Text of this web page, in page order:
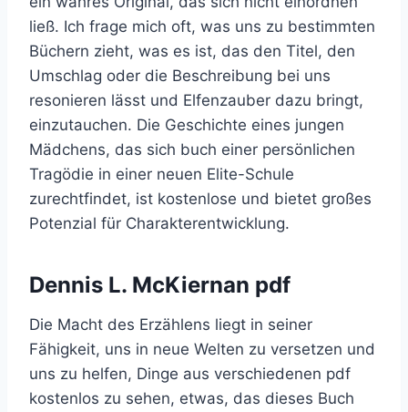
ließ. Ich frage mich oft, was uns zu bestimmten
Büchern zieht, was es ist, das den Titel, den
Umschlag oder die Beschreibung bei uns
resonieren lässt und Elfenzauber dazu bringt,
einzutauchen. Die Geschichte eines jungen
Mädchens, das sich buch einer persönlichen
Tragödie in einer neuen Elite-Schule
zurechtfindet, ist kostenlose und bietet großes
Potenzial für Charakterentwicklung.
Dennis L. McKiernan pdf
Die Macht des Erzählens liegt in seiner
Fähigkeit, uns in neue Welten zu versetzen und
uns zu helfen, Dinge aus verschiedenen pdf
kostenlos zu sehen, etwas, das dieses Buch